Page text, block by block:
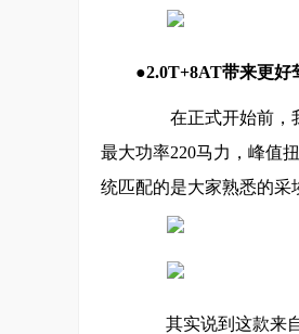
●2.0T+8AT带来更好
在正式开始前，我
最大功率220马力，峰值
统匹配的是大家熟悉的采
其实说到这款来自